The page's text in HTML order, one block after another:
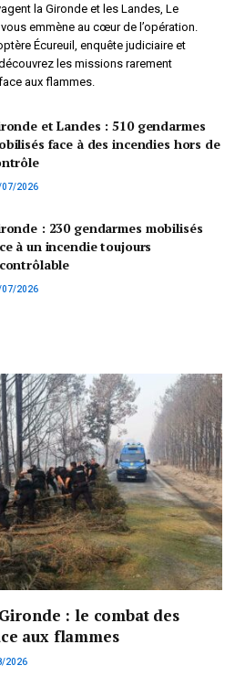
la Gironde et les Landes, Le
emmène au cœur de l’opération.
Écureuil, enquête judiciaire et
les missions rarement
aux flammes.
et Landes : 510 gendarmes
face à des incendies hors de
07/2026
: 230 gendarmes mobilisés
à un incendie toujours
07/2026
: le combat des
aux flammes
2026